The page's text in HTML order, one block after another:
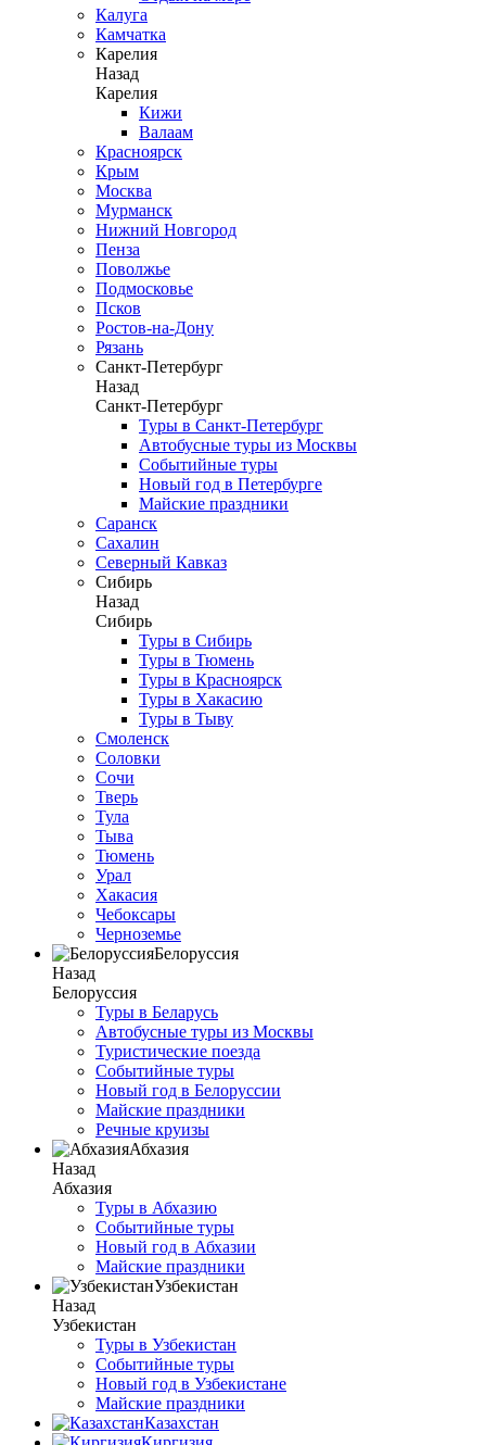
Калуга
Камчатка
Карелия
Назад
Карелия
Кижи
Валаам
Красноярск
Крым
Москва
Мурманск
Нижний Новгород
Пенза
Поволжье
Подмосковье
Псков
Ростов-на-Дону
Рязань
Санкт-Петербург
Назад
Санкт-Петербург
Туры в Санкт-Петербург
Автобусные туры из Москвы
Событийные туры
Новый год в Петербурге
Майские праздники
Саранск
Сахалин
Северный Кавказ
Сибирь
Назад
Сибирь
Туры в Сибирь
Туры в Тюмень
Туры в Красноярск
Туры в Хакасию
Туры в Тыву
Смоленск
Соловки
Сочи
Тверь
Тула
Тыва
Тюмень
Урал
Хакасия
Чебоксары
Черноземье
Белоруссия
Назад
Белоруссия
Туры в Беларусь
Автобусные туры из Москвы
Туристические поезда
Событийные туры
Новый год в Белоруссии
Майские праздники
Речные круизы
Абхазия
Назад
Абхазия
Туры в Абхазию
Событийные туры
Новый год в Абхазии
Майские праздники
Узбекистан
Назад
Узбекистан
Туры в Узбекистан
Событийные туры
Новый год в Узбекистане
Майские праздники
Казахстан